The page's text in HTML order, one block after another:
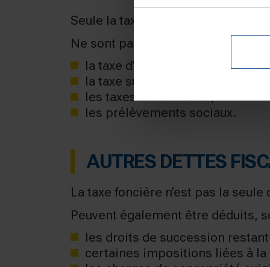
Seule la taxe foncière entre dans
Ne sont pas déductibles :
la taxe d’habitation,
la taxe sur les logements
les taxes d’urbanisme,
les prélèvements sociaux.
AUTRES DETTES
La taxe foncière n’est pas la
Peuvent également être déduits,
les droits de succession
certaines impositions liées à la